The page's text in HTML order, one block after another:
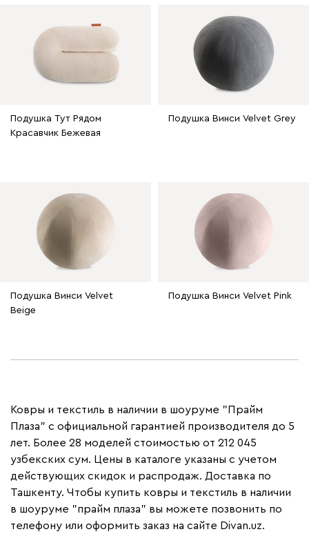
Подушка Тут Рядом
Красавчик Бежевая
Подушка Винси Velvet Grey
Подушка Винси Velvet
Beige
Подушка Винси Velvet Pink
Ковры и текстиль в наличии в шоуруме "Прайм
Плаза" с официальной гарантией производителя до 5
лет. Более 28 моделей стоимостью от 212 045
узбекских сум. Цены в каталоге указаны с учетом
действующих скидок и распродаж. Доставка по
Ташкенту. Чтобы купить ковры и текстиль в наличии
в шоуруме "прайм плаза" вы можете позвонить по
телефону или оформить заказ на сайте Divan.uz.